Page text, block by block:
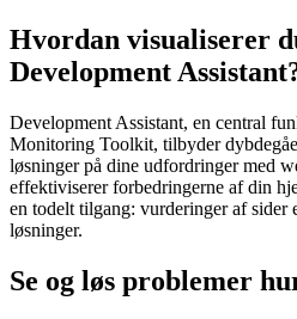
Hvordan visualiserer
Development
Development Assistant, en central
Monitoring Toolkit, tilbyder
løsninger på dine udfordringer med
effektiviserer forbedringerne af din
en todelt tilgang: vurderinger af
løsninger.
Se og løs problemer